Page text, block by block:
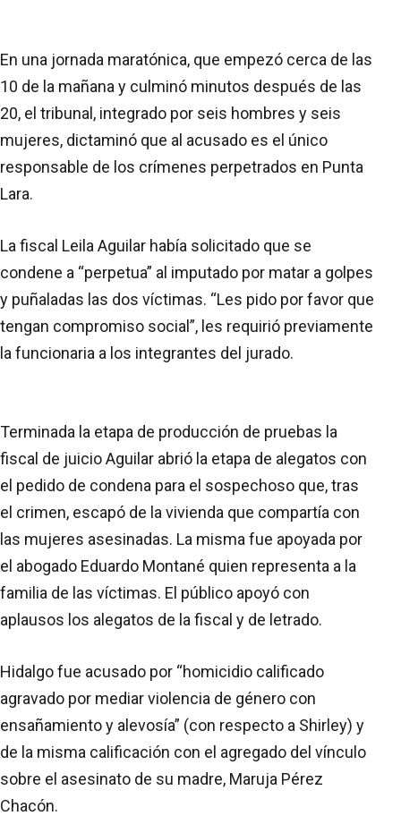
En una jornada maratónica, que empezó cerca de las
10 de la mañana y culminó minutos después de las
20, el tribunal, integrado por seis hombres y seis
mujeres, dictaminó que al acusado es el único
responsable de los crímenes perpetrados en Punta
Lara.
La fiscal Leila Aguilar había solicitado que se
condene a “perpetua” al imputado por matar a golpes
y puñaladas las dos víctimas. “Les pido por favor que
tengan compromiso social”, les requirió previamente
la funcionaria a los integrantes del jurado.
Terminada la etapa de producción de pruebas la
fiscal de juicio Aguilar abrió la etapa de alegatos con
el pedido de condena para el sospechoso que, tras
el crimen, escapó de la vivienda que compartía con
las mujeres asesinadas. La misma fue apoyada por
el abogado Eduardo Montané quien representa a la
familia de las víctimas. El público apoyó con
aplausos los alegatos de la fiscal y de letrado.
Hidalgo fue acusado por “homicidio calificado
agravado por mediar violencia de género con
ensañamiento y alevosía” (con respecto a Shirley) y
de la misma calificación con el agregado del vínculo
sobre el asesinato de su madre, Maruja Pérez
Chacón.